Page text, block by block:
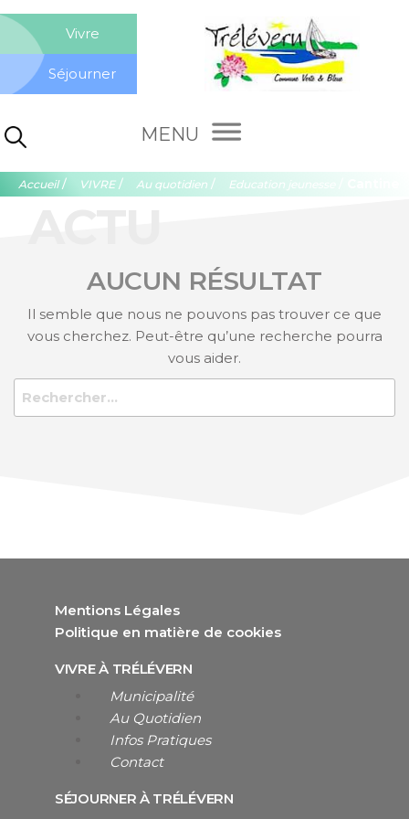
Aller
contenu
Vivre
Séjourner
Rechercher :
Accueil/ VIVRE/ Au quotidien / Education jeunesse
AUCUN RÉSULTAT
Il semble que nous ne pouvons pas trouver ce que
vous cherchez. Peut-être qu’une recherche pourra
vous aider.
Mentions Légales
Politique en matière de cookies
VIVRE À TRÉLÉVERN
Municipalité
Au Quotidien
Infos Pratiques
Contact
SÉJOURNER À TRÉLÉVERN